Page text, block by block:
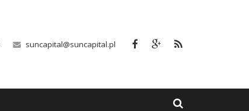
suncapital@suncapital.pl